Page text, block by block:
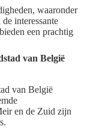
waaronder
interessante
een prachtig
van België
van België
en de Zuid zijn